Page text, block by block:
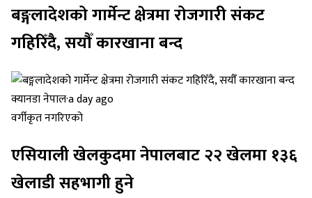
बङ्गलादेशको गार्मेन्ट क्षेत्रमा रोजगारी संकट
गहिरिँदै, सयौँ कारखाना बन्द
क्यानडा नेपाल·a day ago
वर्गीकृत नगरिएको
एसियाली खेलकुदमा नेपालबाट २२ खेलमा १३६
खेलाडी सहभागी हुने